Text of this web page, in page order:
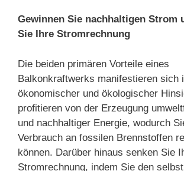
Gewinnen Sie nachhaltigen Strom
Sie Ihre Stromrechnung
Die beiden primären Vorteile eines
Balkonkraftwerks manifestieren sich
ökonomischer und ökologischer
profitieren von der Erzeugung
und nachhaltiger Energie, wodurch
Verbrauch an fossilen Brennstoffen
können. Darüber hinaus senken Sie
Stromrechnung, indem Sie den